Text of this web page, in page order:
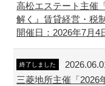
高松エステート主催
解く』賃貸経営・税
開催日：2026年7月4
終了しました
三菱地所主催「2026